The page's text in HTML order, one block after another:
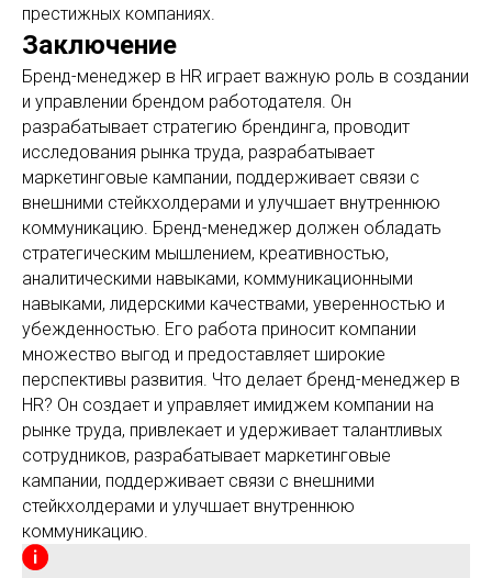
престижных компаниях.
Заключение
Бренд-менеджер в HR играет важную роль в создании
и управлении брендом работодателя. Он
разрабатывает стратегию брендинга, проводит
исследования рынка труда, разрабатывает
маркетинговые кампании, поддерживает связи с
внешними стейкхолдерами и улучшает внутреннюю
коммуникацию. Бренд-менеджер должен обладать
стратегическим мышлением, креативностью,
аналитическими навыками, коммуникационными
навыками, лидерскими качествами, уверенностью и
убежденностью. Его работа приносит компании
множество выгод и предоставляет широкие
перспективы развития. Что делает бренд-менеджер в
HR? Он создает и управляет имиджем компании на
рынке труда, привлекает и удерживает талантливых
сотрудников, разрабатывает маркетинговые
кампании, поддерживает связи с внешними
стейкхолдерами и улучшает внутреннюю
коммуникацию.